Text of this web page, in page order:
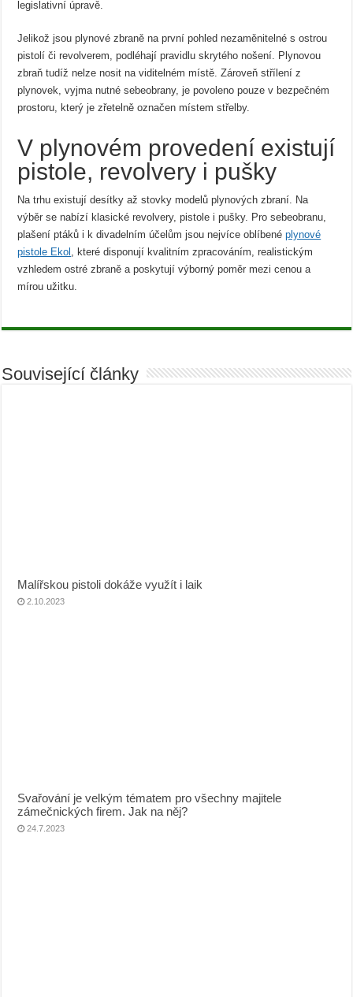
legislativní úpravě.
Jelikož jsou plynové zbraně na první pohled nezaměnitelné s ostrou
pistolí či revolverem, podléhají pravidlu skrytého nošení. Plynovou
zbraň tudíž nelze nosit na viditelném místě. Zároveň střílení z
plynovek, vyjma nutné sebeobrany, je povoleno pouze v bezpečném
prostoru, který je zřetelně označen místem střelby.
V plynovém provedení existují
pistole, revolvery i pušky
Na trhu existují desítky až stovky modelů plynových zbraní. Na
výběr se nabízí klasické revolvery, pistole i pušky. Pro sebeobranu,
plašení ptáků i k divadelním účelům jsou nejvíce oblíbenéplynové
pistole Ekol , které disponují kvalitním zpracováním, realistickým
vzhledem ostré zbraně a poskytují výborný poměr mezi cenou a
mírou užitku.
Související články
Malířskou pistoli dokáže využít i laik
2.10.2023
Svařování je velkým tématem pro všechny majitele
zámečnických firem. Jak na něj?
24.7.2023